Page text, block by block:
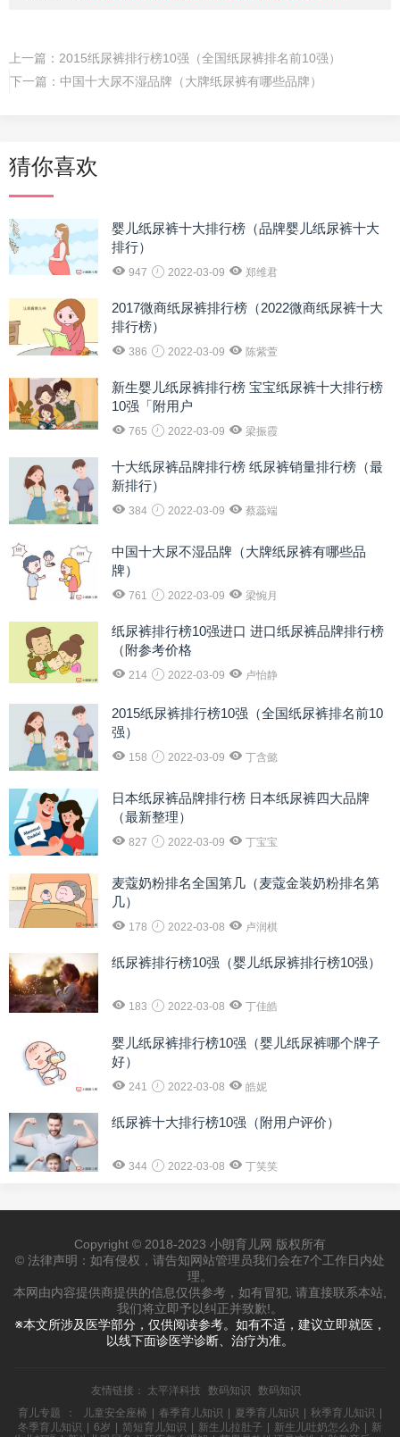
上一篇： 2015纸尿裤排行榜10强（全国纸尿裤排名前10强）
下一篇： 中国十大尿不湿品牌（大牌纸尿裤有哪些品牌）
猜你喜欢
婴儿纸尿裤十大排行榜（品牌婴儿纸尿裤十大
排行）
947 2022-03-09 郑维君
2017微商纸尿裤排行榜（2022微商纸尿裤十大
排行榜）
386 2022-03-09 陈紫萱
新生婴儿纸尿裤排行榜 宝宝纸尿裤十大排行榜
10强「附用户
765 2022-03-09 梁振霞
十大纸尿裤品牌排行榜 纸尿裤销量排行榜（最
新排行）
384 2022-03-09 蔡蕊端
中国十大尿不湿品牌（大牌纸尿裤有哪些品
牌）
761 2022-03-09 梁惋月
纸尿裤排行榜10强进口 进口纸尿裤品牌排行榜
（附参考价格
214 2022-03-09 卢怡静
2015纸尿裤排行榜10强（全国纸尿裤排名前10
强）
158 2022-03-09 丁含懿
日本纸尿裤品牌排行榜 日本纸尿裤四大品牌
（最新整理）
827 2022-03-09 丁宝宝
麦蔻奶粉排名全国第几（麦蔻金装奶粉排名第
几）
178 2022-03-08 卢润棋
纸尿裤排行榜10强（婴儿纸尿裤排行榜10强）
183 2022-03-08 丁佳皓
婴儿纸尿裤排行榜10强（婴儿纸尿裤哪个牌子
好）
241 2022-03-08 皓妮
纸尿裤十大排行榜10强（附用户评价）
344 2022-03-08 丁笑笑
Copyright © 2018-2023 小朗育儿网 版权所有
© 法律声明：如有侵权，请告知网站管理员我们会在7个工作日内处
理。
本网由内容提供商提供的信息仅供参考，如有冒犯, 请直接联系本站,
我们将立即予以纠正并致歉!。
※本文所涉及医学部分，仅供阅读参考。如有不适，建议立即就医，
以线下面诊医学诊断、治疗为准。
友情链接： 太平洋科技 数码知识
数码知识
育儿专题
： 儿童安全座椅 春季育儿知识 夏季育儿知识 秋季育儿知识
冬季育儿知识
6岁 简短育儿知识 新生儿拉肚子 新生儿吐奶怎么办
新